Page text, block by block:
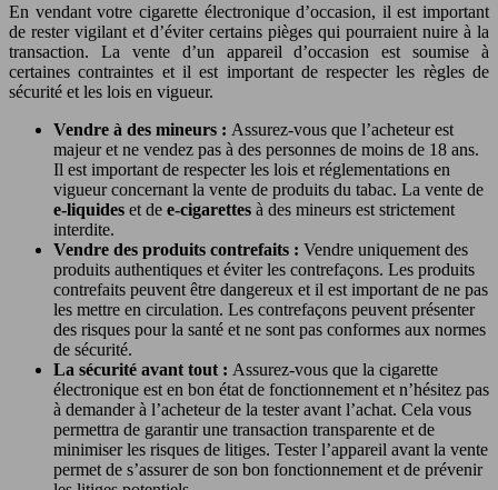
En vendant votre cigarette électronique d’occasion, il est important
de rester vigilant et d’éviter certains pièges qui pourraient nuire à la
transaction. La vente d’un appareil d’occasion est soumise à
certaines contraintes et il est important de respecter les règles de
sécurité et les lois en vigueur.
Vendre à des mineurs : Assurez-vous que l’acheteur est
majeur et ne vendez pas à des personnes de moins de 18 ans.
Il est important de respecter les lois et réglementations en
vigueur concernant la vente de produits du tabac. La vente de
e-liquides et de e-cigarettes à des mineurs est strictement
interdite.
Vendre des produits contrefaits : Vendre uniquement des
produits authentiques et éviter les contrefaçons. Les produits
contrefaits peuvent être dangereux et il est important de ne pas
les mettre en circulation. Les contrefaçons peuvent présenter
des risques pour la santé et ne sont pas conformes aux normes
de sécurité.
La sécurité avant tout : Assurez-vous que la cigarette
électronique est en bon état de fonctionnement et n’hésitez pas
à demander à l’acheteur de la tester avant l’achat. Cela vous
permettra de garantir une transaction transparente et de
minimiser les risques de litiges. Tester l’appareil avant la vente
permet de s’assurer de son bon fonctionnement et de prévenir